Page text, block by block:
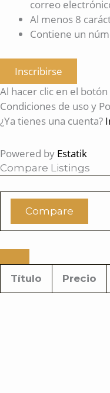
correo
Al menos 8
Contiene un
Inscribirse
Al hacer clic en el botón
Condiciones de uso y
¿Ya tienes una cuenta?
Powered by Estatik
Compare Listings
Compare
Título Precio